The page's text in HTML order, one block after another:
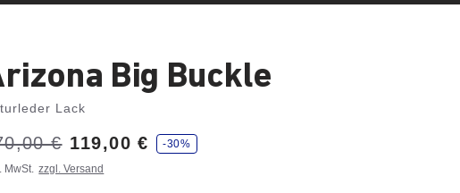
Big Buckle
Lack
€ 119,00 € -30%
MwSt. zzgl. Versand